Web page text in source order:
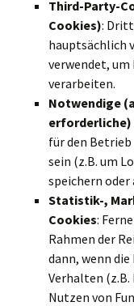
Third-Party-
Cookies):
hauptsächlich
verwendet,
verarbeiten.
Notwendige
erforderliche)
für den
sein (z.B. um
speichern oder
Statistik-,
Cookies:
Rahmen der
dann, wenn
Verhalten
Nutzen von